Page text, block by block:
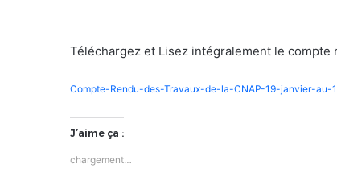
Téléchargez et Lisez intégralement le compte
Compte-Rendu-des-Travaux-de-la-CNAP-19-janvier-au-
J’aime ça :
chargement…